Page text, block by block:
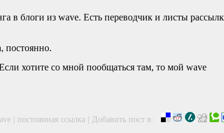
в блоги из wave. Есть переводчик и листы
постоянно.
хотите со мной пообщаться там, то мой wave
| постоянная ссылка | Добавить пост в: